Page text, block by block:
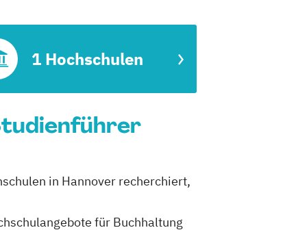
1 Hochschulen
in Hannover recherchiert,
für Buchhaltung